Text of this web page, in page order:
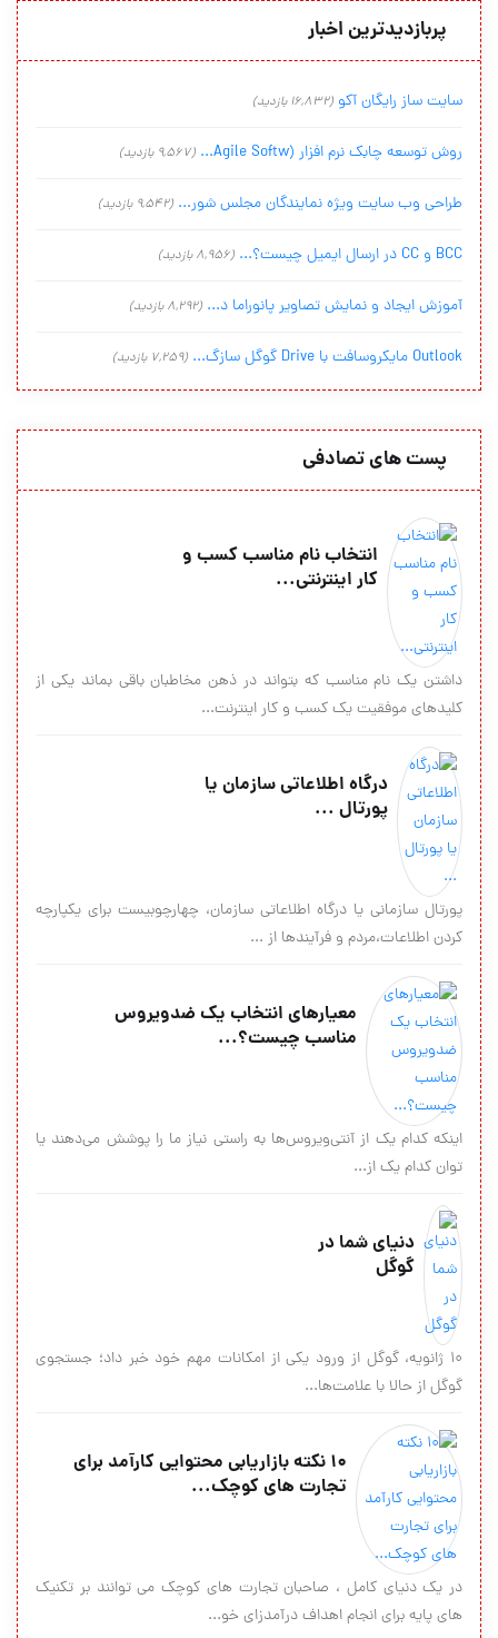
پربازدیدترین اخبار
سایت ساز رایگان آکو (16,832 بازدید)
روش توسعه چابک نرم افزار (Agile Softw... (9,567 بازدید)
طراحی وب سایت ویژه نمایندگان مجلس شور... (9,542 بازدید)
BCC و CC در ارسال ایمیل چیست؟... (8,956 بازدید)
آموزش ایجاد و نمایش تصاویر پانوراما د... (8,292 بازدید)
Outlook مایکروسافت با Drive گوگل سازگ... (7,259 بازدید)
پست های تصادفی
انتخاب نام مناسب کسب و
کار اینترنتی...
داشتن یک نام مناسب که بتواند در ذهن مخاطبان باقی بماند یکی از
کلیدهای موفقیت یک کسب و کار اینترنت...
درگاه اطلاعاتی سازمان یا
پورتال ...
پورتال سازمانی یا درگاه اطلاعاتی سازمان، چهارچوبیست برای یکپارچه
کردن اطلاعات،مردم و فرآیندها از ...
معیارهای انتخاب یک ضدویروس
مناسب چیست؟...
اینکه کدام یک از آنتی‌ویروس‌ها به راستی نیاز ما را پوشش می‌دهند یا
توان کدام یک از...
دنياي شما در
گوگل
10 ژانويه، گوگل از ورود يكي از امكانات مهم خود خبر داد؛ جستجوي
گوگل از حالا با علامت‌ها...
10 نکته بازاریابی محتوایی کارآمد برای
تجارت های کوچک...
در یک دنیای کامل ، صاحبان تجارت های کوچک می توانند بر تکنیک
های پایه برای انجام اهداف درآمدزای خو...